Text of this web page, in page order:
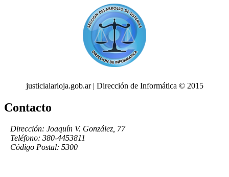
justicialarioja.gob.ar | Dirección de Informática © 2015
Contacto
Dirección: Joaquín V. González, 77
Teléfono: 380-4453811
Código Postal: 5300